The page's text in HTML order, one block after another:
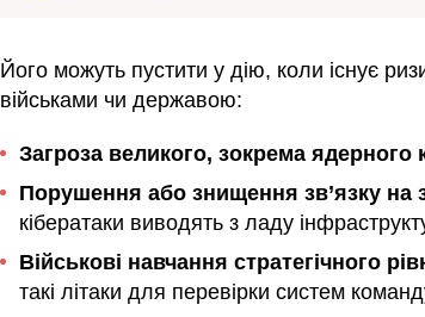
Його можуть пустити у дію, коли існує
військами чи державою:
Загроза великого, зокрема ядерного
Порушення або знищення зв’язку на
кібератаки виводять з ладу
Військові навчання стратегічного
такі літаки для перевірки систем